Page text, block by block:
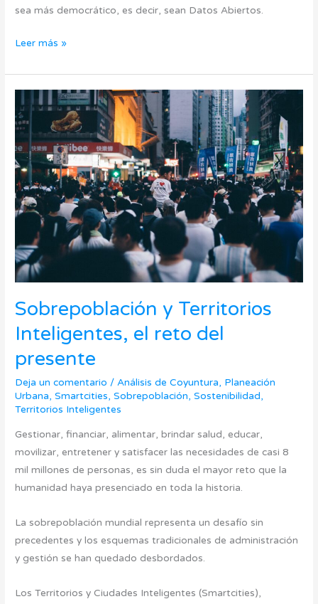
sea más democrático, es decir, sean Datos Abiertos.
Leer más »
Sobrepoblación y Territorios
Inteligentes, el reto del
presente
Deja un comentario /Análisis de Coyuntura, Planeación
Urbana,Smartcities,Sobrepoblación,Sostenibilidad,
Territorios Inteligentes
Gestionar, financiar, alimentar, brindar salud, educar,
movilizar, entretener y satisfacer las necesidades de casi 8
mil millones de personas, es sin duda el mayor reto que la
humanidad haya presenciado en toda la historia.
La sobrepoblación mundial representa un desafío sin
precedentes y los esquemas tradicionales de administración
y gestión se han quedado desbordados.
Los Territorios y Ciudades Inteligentes (Smartcities),
Sobrepoblación
y
Territorios
Inteligentes,
el
reto
del
presente